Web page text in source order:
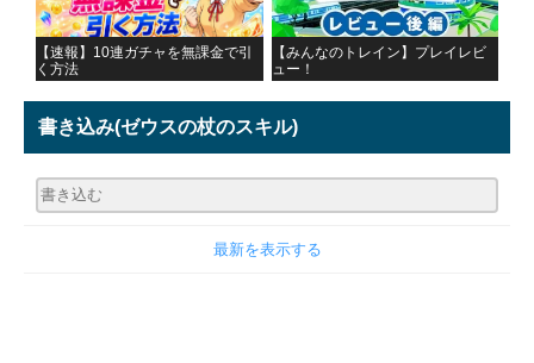
【速報】10連ガチャを無課金で引
く方法
【みんなのトレイン】プレイレビ
ュー！
書き込み(ゼウスの杖のスキル)
最新を表示する